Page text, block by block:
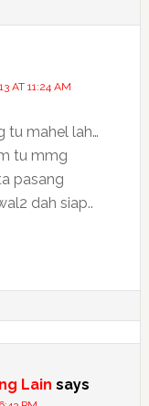
AT 11:24 AM
tu mahel lah…
tu mmg
pasang
dah siap..
Lain says